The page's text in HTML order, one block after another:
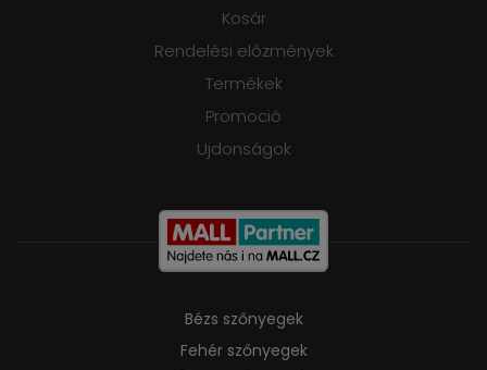
Kosár
Rendelési előzmények
Termékek
Promoció
Ujdonságok
Bézs szőnyegek
Fehér szőnyegek